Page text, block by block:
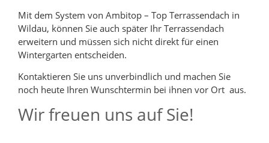
Mit dem System von Ambitop – Top Terrassendach in
Wildau, können Sie auch später Ihr Terrassendach
erweitern und müssen sich nicht direkt für einen
Wintergarten entscheiden.
Kontaktieren Sie uns unverbindlich und machen Sie
noch heute Ihren Wunschtermin bei ihnen vor Ort aus.
Wir freuen uns auf Sie!